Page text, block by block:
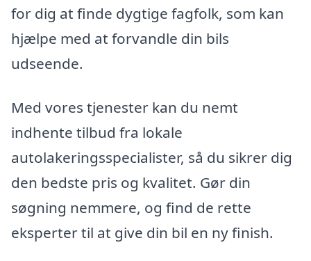
for dig at finde dygtige fagfolk, som kan
hjælpe med at forvandle din bils
udseende.
Med vores tjenester kan du nemt
indhente tilbud fra lokale
autolakeringsspecialister, så du sikrer dig
den bedste pris og kvalitet. Gør din
søgning nemmere, og find de rette
eksperter til at give din bil en ny finish.